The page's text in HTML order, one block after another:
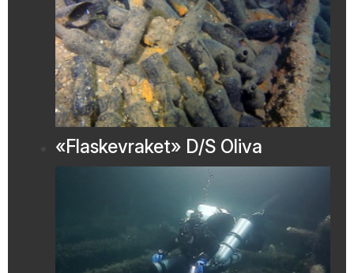
«Flaskevraket» D/S Oliva